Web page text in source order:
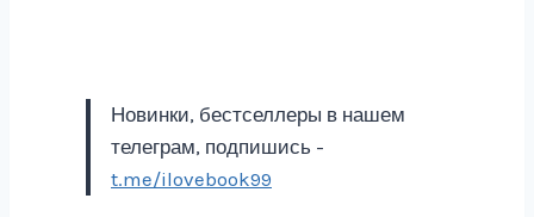
Новинки, бестселлеры в нашем
телеграм, подпишись -
t.me/ilovebook99